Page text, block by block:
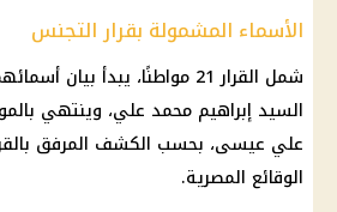
الأسماء المشمولة بقرار التجنس
شمل القرار 21 مواطنًا، يبدأ
السيد إبراهيم محمد علي، وينتهي
علي عيسى، بحسب الكشف المرفق
الوقائع المصرية.